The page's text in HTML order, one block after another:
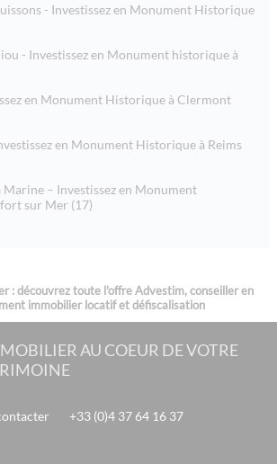
- Investissez en Monument Historique
- Investissez en Monument historique à
en Monument Historique à Clermont
en Monument Historique à Reims
– Investissez en Monument
sur Mer (17)
: découvrez toute l'offre Advestim, conseiller en
immobilier locatif et défiscalisation
AU COEUR DE VOTRE
+33 (0)4 37 64 16 37